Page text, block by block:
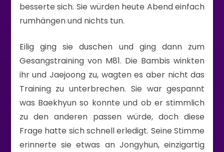
besserte sich. Sie würden heute Abend einfach
rumhängen und nichts tun.
Eilig ging sie duschen und ging dann zum
Gesangstraining von M81. Die Bambis winkten
ihr und Jaejoong zu, wagten es aber nicht das
Training zu unterbrechen. Sie war gespannt
was Baekhyun so konnte und ob er stimmlich
zu den anderen passen würde, doch diese
Frage hatte sich schnell erledigt. Seine Stimme
erinnerte sie etwas an Jongyhun, einzigartig